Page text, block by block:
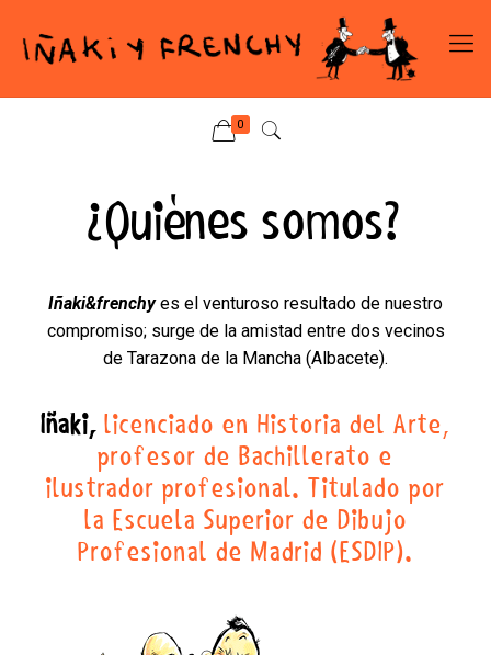
0
¿Quiénes somos?
Iñaki&frenchyes el venturoso resultado de nuestro
compromiso; surge de la amistad entre dos vecinos
de Tarazona de la Mancha (Albacete).
Iñaki, licenciado en Historia del Arte,
profesor de Bachillerato e
ilustrador profesional. Titulado por
la Escuela Superior de Dibujo
Profesional de Madrid (ESDIP).